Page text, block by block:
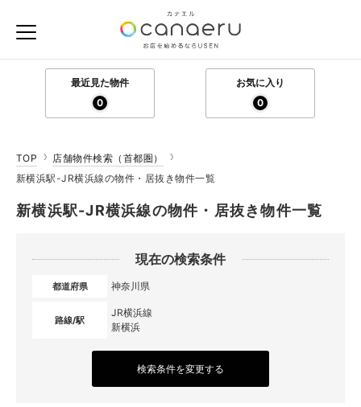
最近見た物件
0
お気に入り
0
TOP
店舗物件検索（首都圏）
新横浜駅-JR横浜線の物件・居抜き物件一覧
新横浜駅-JR横浜線の物件・居抜き物件一覧
現在の検索条件
都道府県 神奈川県
路線/駅
JR横浜線
新横浜
検索条件を変更する